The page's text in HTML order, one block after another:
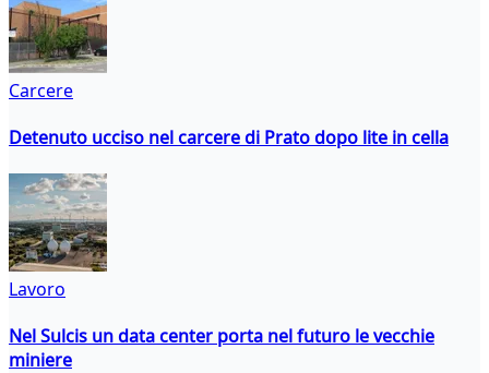
Carcere
Detenuto ucciso nel carcere di Prato dopo lite in cella
Lavoro
Nel Sulcis un data center porta nel futuro le vecchie
miniere